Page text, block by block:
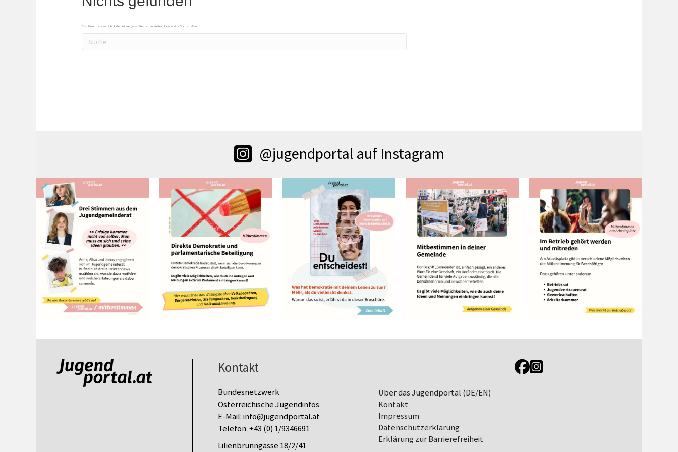
Es scheint, dass wir nicht finden können, was Sie suchen. Vielleicht kann eine Suche helfen.
@jugendportal auf Instagram
Kontakt
Bundesnetzwerk
Österreichische Jugendinfos
E-Mail:info@jugendportal.at
Telefon:+43 (0) 1/9346691
Lilienbrunngasse 18/2/41
Über das Jugendportal (DE/EN)
Kontakt
Impressum
Datenschutz­erklärung
Erklärung zur Barrierefreiheit
Link zur Jugendportal Facebookseite
Link zur Jugendportal Instagramseite